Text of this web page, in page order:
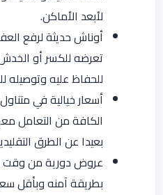
لأبعد الأماكن.
أوناش حديثة لرفع
تعرضه للكسر أو
للحفاظ عليه وتوصيله
أسعار خيالية في
الكافة من التعامل
بعيدا عن الطرق
عروض دورية من وقت
بطريقة آمنه وبأقل